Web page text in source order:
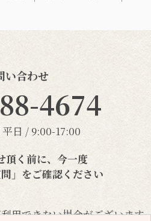
い合わせ
4674
日 / 9:00-17:00
頂く前に、今一度
」 をご確認ください
用できない場合がございます